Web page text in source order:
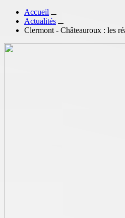
Accueil
Actualités
Clermont - Châteauroux : les